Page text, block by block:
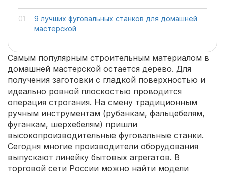
9 лучших фуговальных станков для домашней
мастерской
Самым популярным строительным материалом в
домашней мастерской остается дерево. Для
получения заготовки с гладкой поверхностью и
идеально ровной плоскостью проводится
операция строгания. На смену традиционным
ручным инструментам (рубанкам, фальцебелям,
фуганкам, шерхебелям) пришли
высокопроизводительные фуговальные станки.
Сегодня многие производители оборудования
выпускают линейку бытовых агрегатов. В
торговой сети России можно найти модели